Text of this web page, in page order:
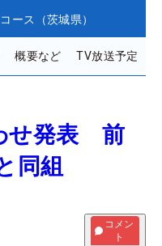
ース（茨城県）
概要など TV放送予定
せ発表 前
同組
コメン
ト